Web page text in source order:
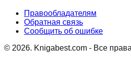
Правообладателям
Обратная связь
Сообщить об ошибке
© 2026. Knigabest.com - Все